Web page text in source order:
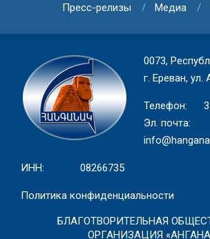
Пресс-релизы
Медиа
0073,
г. Ереван, ул.
Телефон:
Эл. почта:
ИНН: 08266735
Политика конфиденциальности
БЛАГОТВОРИТЕЛЬНАЯ
ОРГАНИЗАЦИЯ